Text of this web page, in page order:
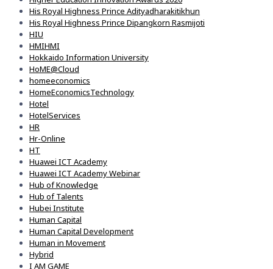
His Royal Highness Prince Adityadharakitikhun
His Royal Highness Prince Dipangkorn Rasmijoti
HIU
HMIHMI
Hokkaido Information University
HoME@Cloud
homeeconomics
HomeEconomicsTechnology
Hotel
HotelServices
HR
Hr-Online
HT
Huawei ICT Academy
Huawei ICT Academy Webinar
Hub of Knowledge
Hub of Talents
Hubei Institute
Human Capital
Human Capital Development
Human in Movement
Hybrid
I AM GAME